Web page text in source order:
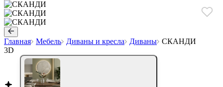
Главная Мебель Диваны и кресла Диваны СКАНДИ
3D